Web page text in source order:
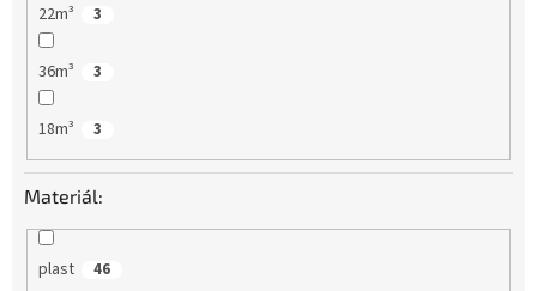
22m³ 3
36m³ 3
18m³ 3
Materiál:
plast 46